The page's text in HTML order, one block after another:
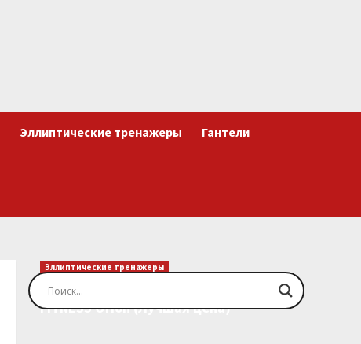
Эллиптические тренажеры Гантели
Эллиптические тренажеры
Эллиптический тренажер EVO
FITNESS Orion (Лучшая цена)